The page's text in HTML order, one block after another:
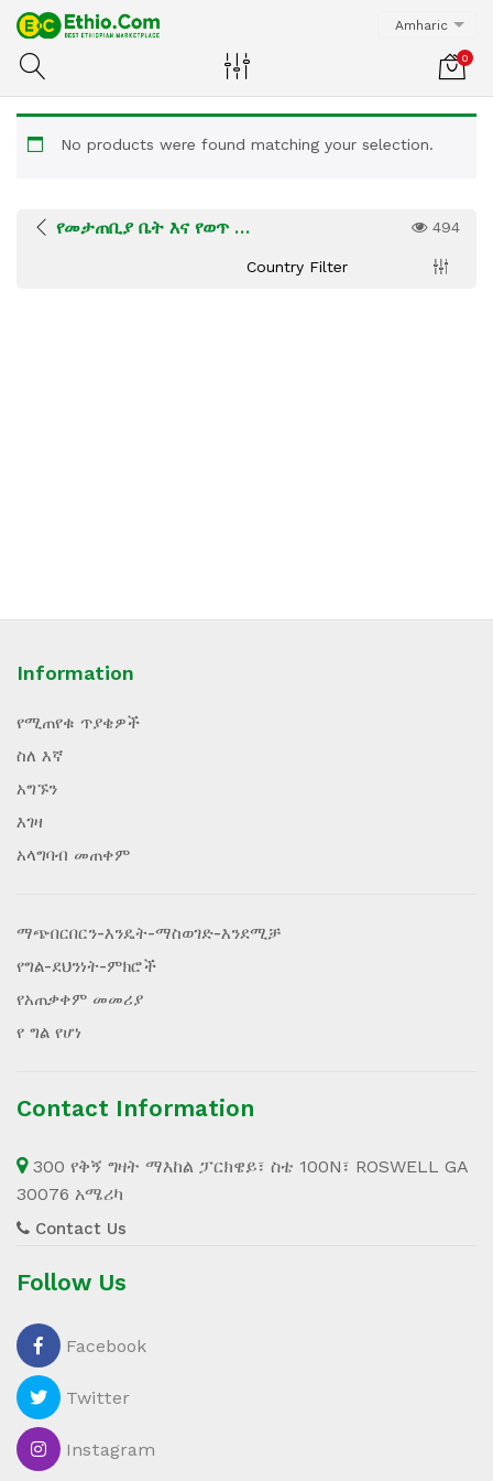
Amharic
0
No products were found matching your selection.
የመታጠቢያ ቤት እና የወጥ ቤት እቃዎች 494
Country Filter
Information
የሚጠየቁ ጥያቄዎች
ስለ እኛ
አግኙን
እገዛ
አላግባብ መጠቀም
ማጭበርበርን-እንዴት-ማስወገድ-እንደሚቻ
የግል-ደህንነት-ምክሮች
የአጠቃቀም መመሪያ
የ ግል የሆነ
Contact Information
300 የቅኝ ግዛት ማእከል ፓርክዌይ፣ ስቴ 100N፣ ROSWELL GA
30076 አሜሪካ
Contact Us
Follow Us
Facebook
Twitter
Instagram